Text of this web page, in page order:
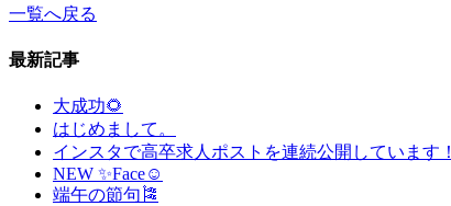
一覧へ戻る
最新記事
大成功🌻
はじめまして。
インスタで高卒求人ポストを連続公開しています！
NEW ✨Face☺
端午の節句🎏